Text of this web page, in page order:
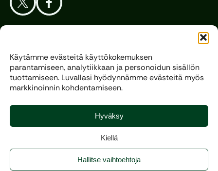
Käytämme evästeitä käyttökokemuksen
parantamiseen, analytiikkaan ja personoidun sisällön
tuottamiseen. Luvallasi hyödynnämme evästeitä myös
markkinoinnin kohdentamiseen.
Hyväksy
Kiellä
Hallitse vaihtoehtoja
Liitto
Kilpagolf
Copyright 2025, All rights reserved.
Evästeasetukset